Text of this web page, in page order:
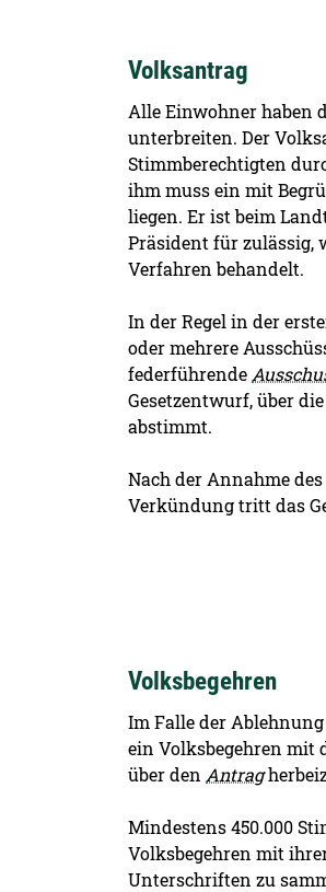
Volksantrag
Alle Einwohner haben
unterbreiten. Der
Stimmberechtigten
ihm muss ein mit
liegen. Er ist beim
Präsident für zulässig,
Verfahren behandelt.
In der Regel in der
oder mehrere
federführende
Gesetzentwurf, über
abstimmt.
Nach der Annahme
Verkündung tritt das
Volksbegehren
Im Falle der
ein Volksbegehren mit
über den Antrag
Mindestens 450.000
Volksbegehren mit
Unterschriften zu